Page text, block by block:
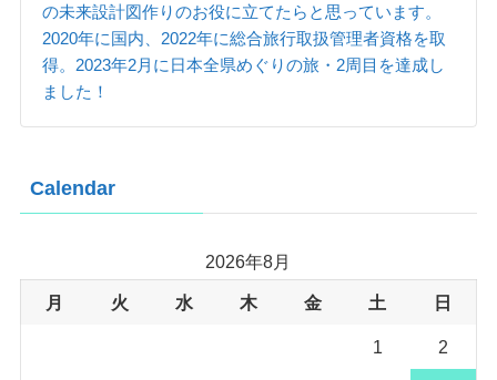
の未来設計図作りのお役に立てたらと思っています。
2020年に国内、2022年に総合旅行取扱管理者資格を取
得。2023年2月に日本全県めぐりの旅・2周目を達成し
ました！
Calendar
2026年8月
月 火 水 木 金 土 日
1 2